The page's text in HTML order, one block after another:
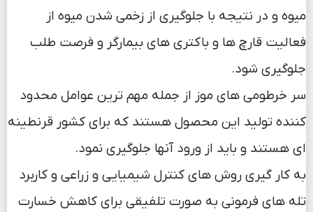
میوه و در نتیجه با جلوگیری از زخمی شدن میوه از
فعالیت قارچ ها و باکتری های بیمارگر و فرصت طلب
جلوگیری شود.
سر خرطومی های موز از جمله مهم ترین عوامل محدود
کننده تولید این محصول هستند که برای کشور قرنطینه
ای هستند و باید از ورود آنها جلوگیری نمود.
به کار گیری روش های کنترل شیمیایی و زراعی و کاربرد
تله های فرمونی به صورت تلفیقی برای کاهش خسارت